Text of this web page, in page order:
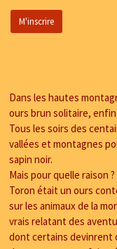
Dans les hautes
ours brun solitaire,
Tous les soirs des
vallées et montagnes
sapin noir.
Mais pour quelle raison ?
Toron était un ours
sur les animaux de la
vrais relatant des
dont certains devinrent